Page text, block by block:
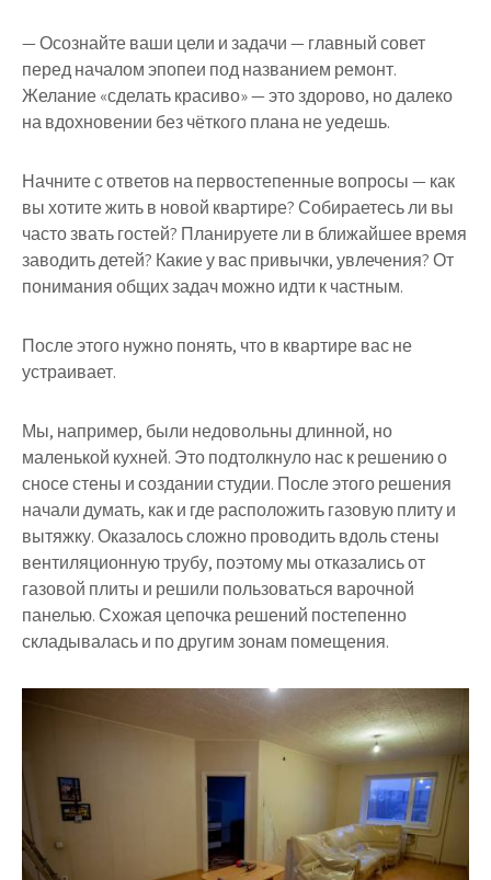
— Осознайте ваши цели и задачи — главный совет
перед началом эпопеи под названием ремонт.
Желание «сделать красиво» — это здорово, но далеко
на вдохновении без чёткого плана не уедешь.
Начните с ответов на первостепенные вопросы — как
вы хотите жить в новой квартире? Собираетесь ли вы
часто звать гостей? Планируете ли в ближайшее время
заводить детей? Какие у вас привычки, увлечения? От
понимания общих задач можно идти к частным.
После этого нужно понять, что в квартире вас не
устраивает.
Мы, например, были недовольны длинной, но
маленькой кухней. Это подтолкнуло нас к решению о
сносе стены и создании студии. После этого решения
начали думать, как и где расположить газовую плиту и
вытяжку. Оказалось сложно проводить вдоль стены
вентиляционную трубу, поэтому мы отказались от
газовой плиты и решили пользоваться варочной
панелью. Схожая цепочка решений постепенно
складывалась и по другим зонам помещения.